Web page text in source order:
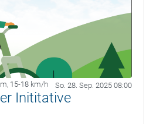
, 15-18 km/h So. 28. Sep. 2025 08:00
Inititative